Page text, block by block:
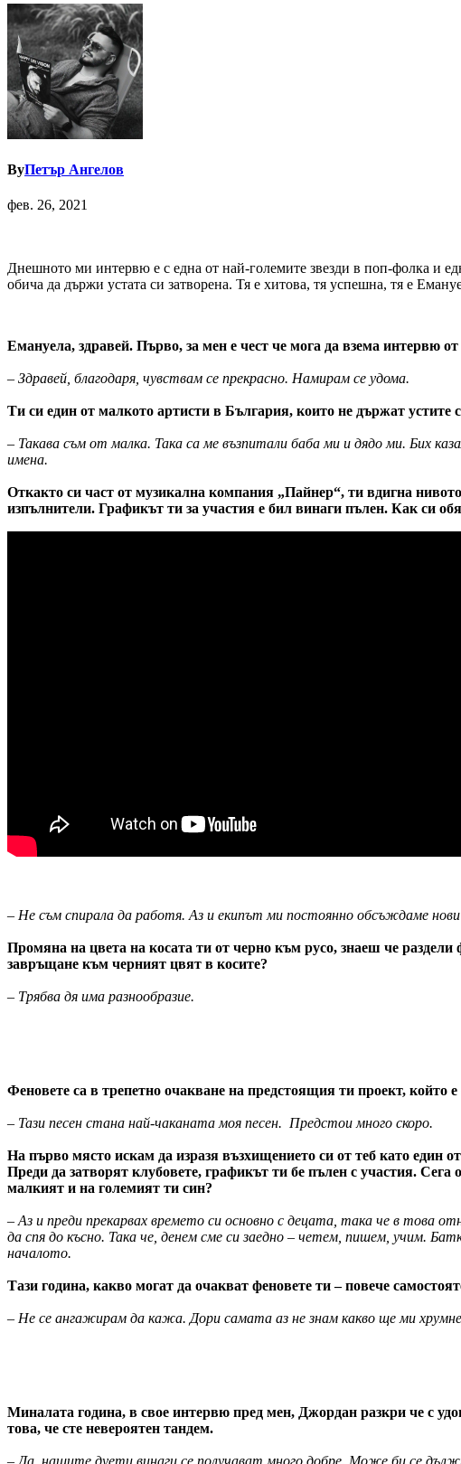
ByПетър Ангелов
фев. 26, 2021
Днешното ми интервю е с една от най-големите звезди в поп-фолка и
обича да държи устата си затворена. Тя е хитова, тя успешна, тя е
Емануела, здравей. Първо, за мен е чест че мога да взема интервю
– Здравей, благодаря, чувствам се прекрасно. Намирам се удома.
Ти си един от малкото артисти в България, които не държат
– Такава съм от малка. Така са ме възпитали баба ми и дядо ми. Бих
имена.
Откакто си част от музикална компания „Пайнер“, ти вдигна
изпълнители. Графикът ти за участия е бил винаги пълен. Как си
– Не съм спирала да работя. Аз и екипът ми постоянно обсъждаме
Промяна на цвета на косата ти от черно към русо, знаеш че
завръщане към черният цвят в косите?
– Трябва дя има разнообразие.
Феновете са в трепетно очакване на предстоящия ти проект, който
– Тази песен стана най-чаканата моя песен. Предстои много скоро.
На първо място искам да изразя възхищението си от теб като един
Преди да затворят клубовете, графикът ти бе пълен с участия.
малкият и на големият ти син?
– Аз и преди прекарвах времето си основно с децата, така че в това
да спя до късно. Така че, денем сме си заедно – четем, пишем, учим.
началото.
Тази година, какво могат да очакват феновете ти – повече
– Не се ангажирам да кажа. Дори самата аз не знам какво ще ми
Миналата година, в свое интервю пред мен, Джордан разкри че с
това, че сте невероятен тандем.